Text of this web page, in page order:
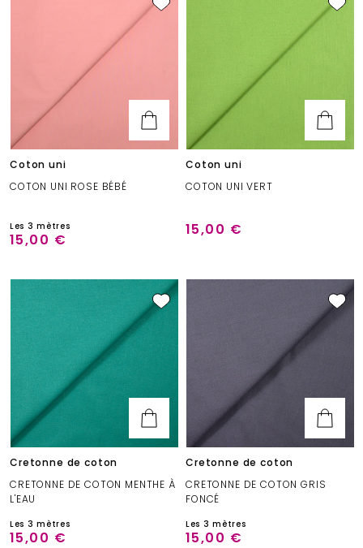
Coton uni
COTON UNI ROSE BÉBÉ
Les 3 mètres
15,00 €
Coton uni
COTON UNI VERT
15,00 €
Cretonne de coton
CRETONNE DE COTON MENTHE À
L'EAU
Les 3 mètres
15,00 €
Cretonne de coton
CRETONNE DE COTON GRIS
FONCÉ
Les 3 mètres
15,00 €